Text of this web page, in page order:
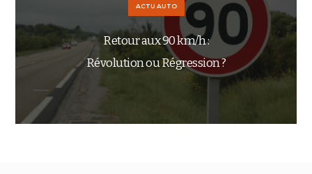
ACTU AUTO
Retour aux 90 km/h :
Révolution ou Régression ?